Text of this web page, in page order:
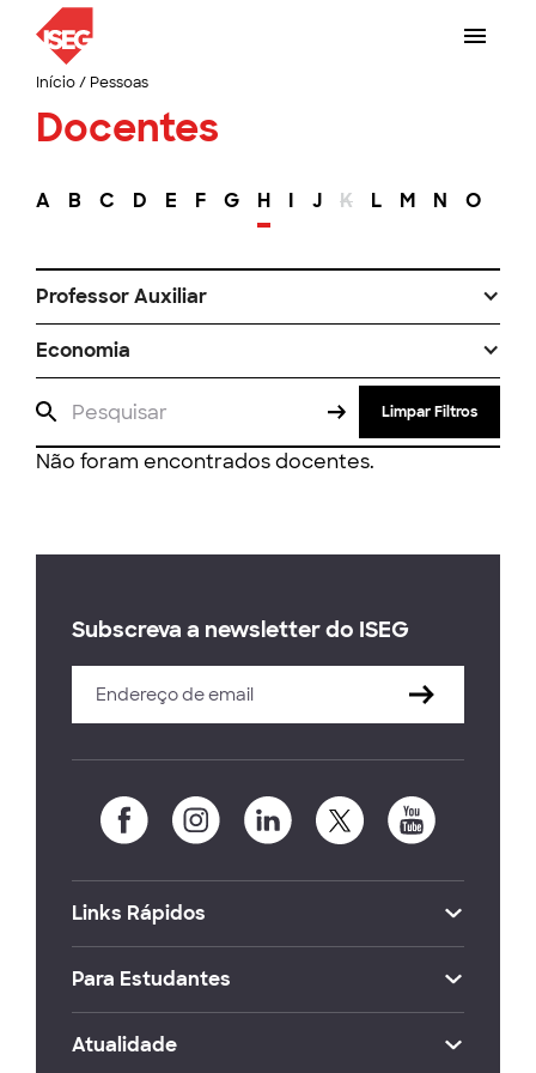
Início/ Pessoas
Docentes
A B C D E F G H I J K L M N O
Professor Auxiliar
Economia
Limpar Filtros
Não foram encontrados docentes.
Subscreva a newsletter do ISEG
Links Rápidos
Para Estudantes
Atualidade